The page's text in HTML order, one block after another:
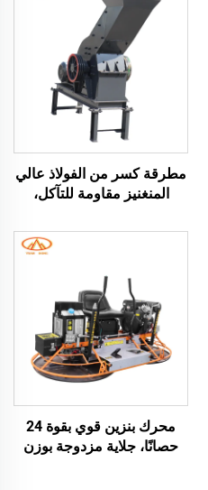
مطرقة كسر من الفولاذ عالي
المنغنيز مقاومة للتآكل،
الصلبة، ماكينة كسر بالمطرقة
بمحرك ديزل، جهاز طحن
الزجاج بمطرقة كسر
محرك بنزين قوي بقوة 24
حصانًا، جلاية مزدوجة بوزن